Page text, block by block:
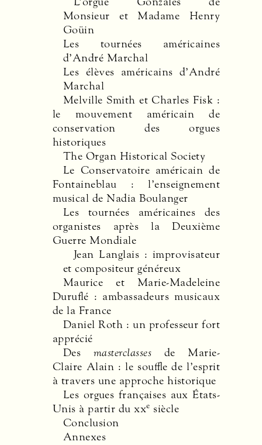
Monsieur et Madame Henry
Goüin
Les tournées américaines
d’André Marchal
Les élèves américains d’André
Marchal
Melville Smith et Charles Fisk :
le mouvement américain de
conservation des orgues
historiques
The Organ Historical Society
Le Conservatoire américain de
Fontaineblau : l’enseignement
musical de Nadia Boulanger
Les tournées américaines des
organistes après la Deuxième
Guerre Mondiale
Jean Langlais : improvisateur
et compositeur généreux
Maurice et Marie-Madeleine
Duruflé : ambassadeurs musicaux
de la France
Daniel Roth : un professeur fort
apprécié
Des masterclasses de Marie-
Claire Alain : le souffle de l’esprit
à travers une approche historique
Les orgues françaises aux États-
Unis à partir duxxe siècle
Conclusion
Annexes